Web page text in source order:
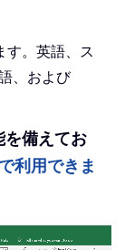
す。英語、ス
、および
備えてお
利用できま